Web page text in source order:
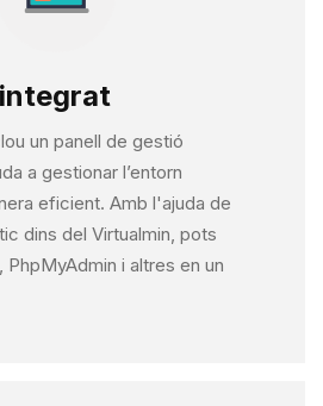
un panell de gestió
a gestionar l’entorn
eficient. Amb l'ajuda de
dins del Virtualmin, pots
PhpMyAdmin i altres en un